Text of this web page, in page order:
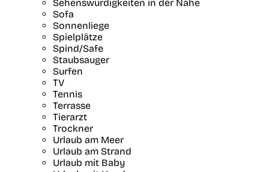
Sehenswürdigkeiten in der Nähe
Sofa
Sonnenliege
Spielplätze
Spind/Safe
Staubsauger
Surfen
TV
Tennis
Terrasse
Tierarzt
Trockner
Urlaub am Meer
Urlaub am Strand
Urlaub mit Baby